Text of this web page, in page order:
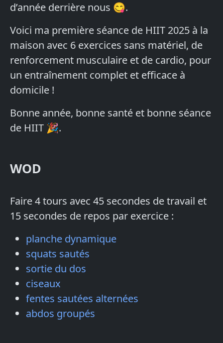
d’année derrière nous 😋.
Voici ma première séance de HIIT 2025 à la
maison avec 6 exercices sans matériel, de
renforcement musculaire et de cardio, pour
un entraînement complet et efficace à
domicile !
Bonne année, bonne santé et bonne séance
de HIIT 🎉.
WOD
Faire 4 tours avec 45 secondes de travail et
15 secondes de repos par exercice :
planche dynamique
squats sautés
sortie du dos
ciseaux
fentes sautées alternées
abdos groupés